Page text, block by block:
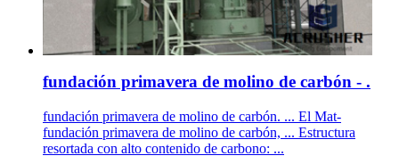
fundación primavera de molino de carbón - .
fundación primavera de molino de carbón. ... El Mat-
fundación primavera de molino de carbón, ... Estructura
resortada con alto contenido de carbono: ...